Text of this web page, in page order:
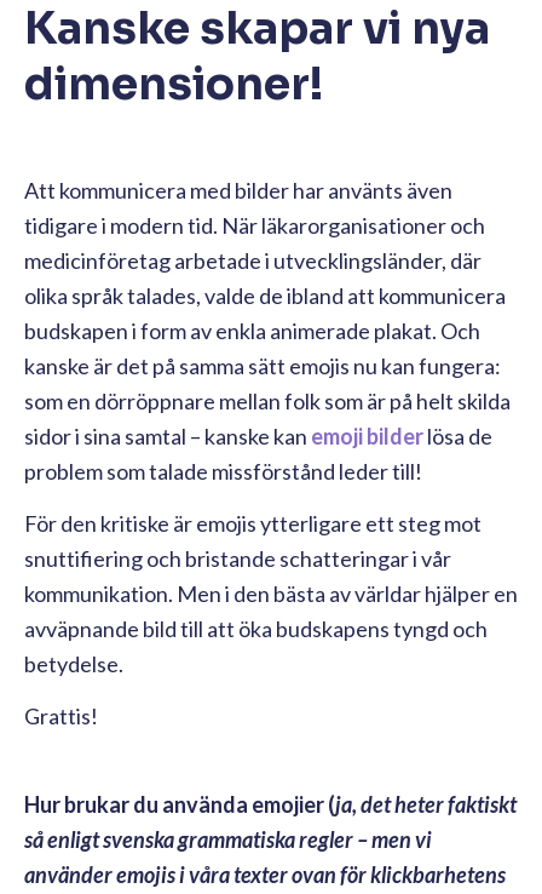
Kanske skapar vi nya
dimensioner!
Att kommunicera med bilder har använts även
tidigare i modern tid. När läkarorganisationer och
medicinföretag arbetade i utvecklingsländer, där
olika språk talades, valde de ibland att kommunicera
budskapen i form av enkla animerade plakat. Och
kanske är det på samma sätt emojis nu kan fungera:
som en dörröppnare mellan folk som är på helt skilda
sidor i sina samtal – kanske kan emoji bilderlösa de
problem som talade missförstånd leder till!
För den kritiske är emojis ytterligare ett steg mot
snuttifiering och bristande schatteringar i vår
kommunikation. Men i den bästa av världar hjälper en
avväpnande bild till att öka budskapens tyngd och
betydelse.
Grattis!
Hur brukar du använda emojier (ja, det heter faktiskt
så enligt svenska grammatiska regler – men vi
använder emojis i våra texter ovan för klickbarhetens